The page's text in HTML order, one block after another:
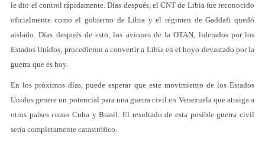
le dio el control rápidamente. Días después, el CNT de Libia fue reconocido
oficialmente como el gobierno de Libia y el régimen de Gaddafi quedó
aislado. Días después de esto, los aviones de la OTAN, liderados por los
Estados Unidos, procedieron a convertir a Libia en el hoyo devastado por la
guerra que es hoy.
En los próximos días, puede esperar que este movimiento de los Estados
Unidos genere un potencial para una guerra civil en Venezuela que atraiga a
otros países como Cuba y Brasil. El resultado de esta posible guerra civil
sería completamente catastrófico.